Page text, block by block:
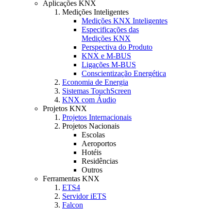
Aplicações KNX
Medições Inteligentes
Medições KNX Inteligentes
Especificações das
Medições KNX
Perspectiva do Produto
KNX e M-BUS
Ligações M-BUS
Conscientização Energética
Economia de Energia
Sistemas TouchScreen
KNX com Áudio
Projetos KNX
Projetos Internacionais
Projetos Nacionais
Escolas
Aeroportos
Hotéis
Residências
Outros
Ferramentas KNX
ETS4
Servidor iETS
Falcon